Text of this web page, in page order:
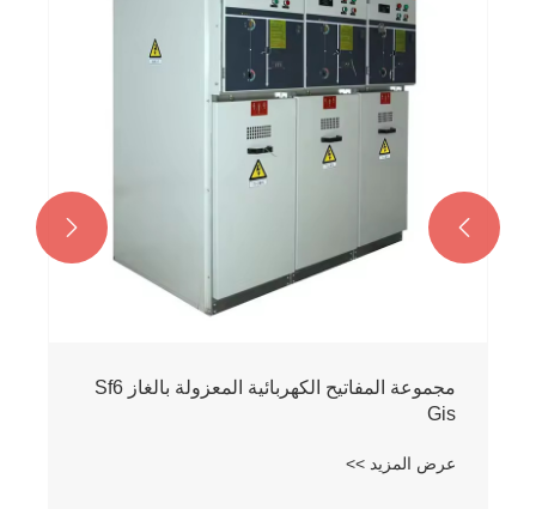
مجموعة المفاتيح الكهربائية المعزولة بالغاز Sf6
Gis
عرض المزيد >>

